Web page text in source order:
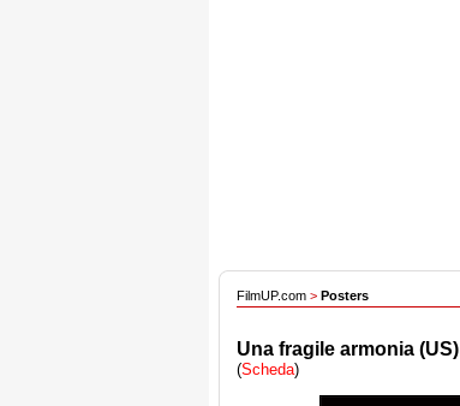
FilmUP.com > Posters
Una fragile armonia (US)
(Scheda)